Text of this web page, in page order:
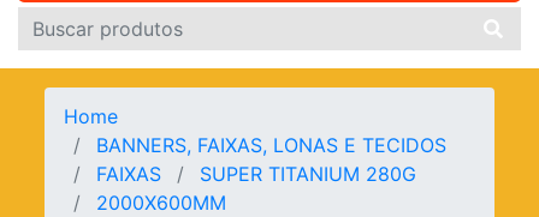
Home
BANNERS, FAIXAS, LONAS E TECIDOS
FAIXAS
SUPER TITANIUM 280G
2000X600MM